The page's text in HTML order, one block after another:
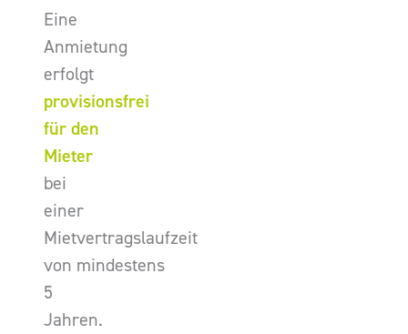
Eine
Anmietung
erfolgt
provisionsfrei
für den
Mieter
bei
einer
Mietvertragslaufzeit
von mindestens
5
Jahren.